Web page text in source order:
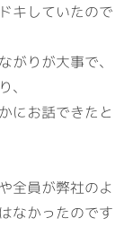
キしていたので
がりが大事で、
にお話できたと
全員が弊社のよ
なかったのです